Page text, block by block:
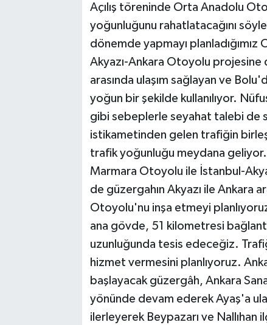
Açılış töreninde Orta Anadolu
yoğunluğunu rahatlatacağını
dönemde yapmayı
Akyazı-Ankara Otoyolu
arasında ulaşım sağlayan ve
yoğun bir şekilde kullanılıyor.
gibi sebeplerle seyahat talebi de
istikametinden gelen trafiğin
trafik yoğunluğu meydana geliyor.
Marmara Otoyolu ile İstanbul-
de güzergahın Akyazı ile Ankara
Otoyolu'nu inşa etmeyi
ana gövde, 51 kilometresi
uzunluğunda tesis edeceğiz.
hizmet vermesini planlıyoruz.
başlayacak güzergâh, Ankara
yönünde devam ederek Ayaş'a
ilerleyerek Beypazarı ve